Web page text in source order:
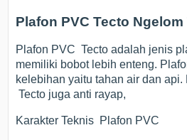
Plafon PVC Tecto
Plafon PVC Tecto adalah jenis
memiliki bobot lebih enteng.
kelebihan yaitu tahan air dan
Tecto juga anti rayap,
Karakter Teknis Plafon PVC